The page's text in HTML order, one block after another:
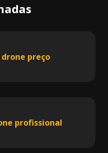
preço
profissional